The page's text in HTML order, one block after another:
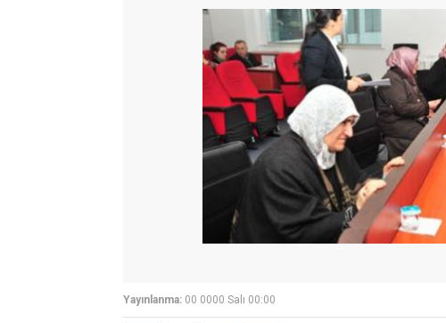
Yayınlanma: 00 0000 Salı 00:00